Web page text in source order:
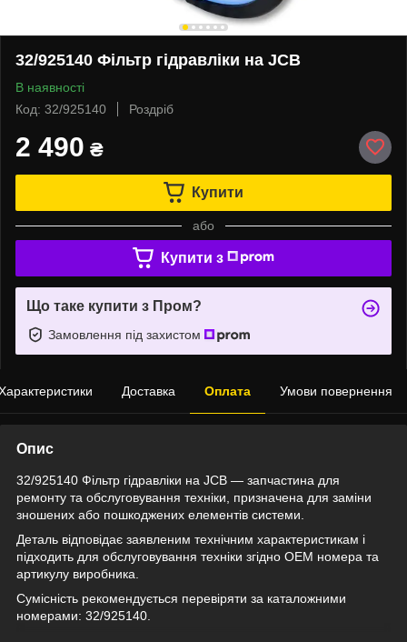
32/925140 Фільтр гідравліки на JCB
В наявності
Код: 32/925140
Роздріб
2 490 ₴
Купити
або
Купити з
Що таке купити з Пром?
Замовлення під захистом
Доставка Оплата Умови повернення
Опис
32/925140 Фільтр гідравліки на JCB — запчастина для
ремонту та обслуговування техніки, призначена для заміни
зношених або пошкоджених елементів системи.
Деталь відповідає заявленим технічним характеристикам і
підходить для обслуговування техніки згідно OEM номера та
артикулу виробника.
Сумісність рекомендується перевіряти за каталожними
номерами: 32/925140.